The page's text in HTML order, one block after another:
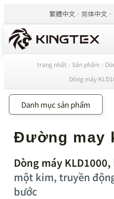
繁體中文 简体中文
trang nhất / Sản phẩm /
Dòng máy
Danh mục sản phẩm
Đường may
Dòng máy KLD1000,
một kim, truyền
bước